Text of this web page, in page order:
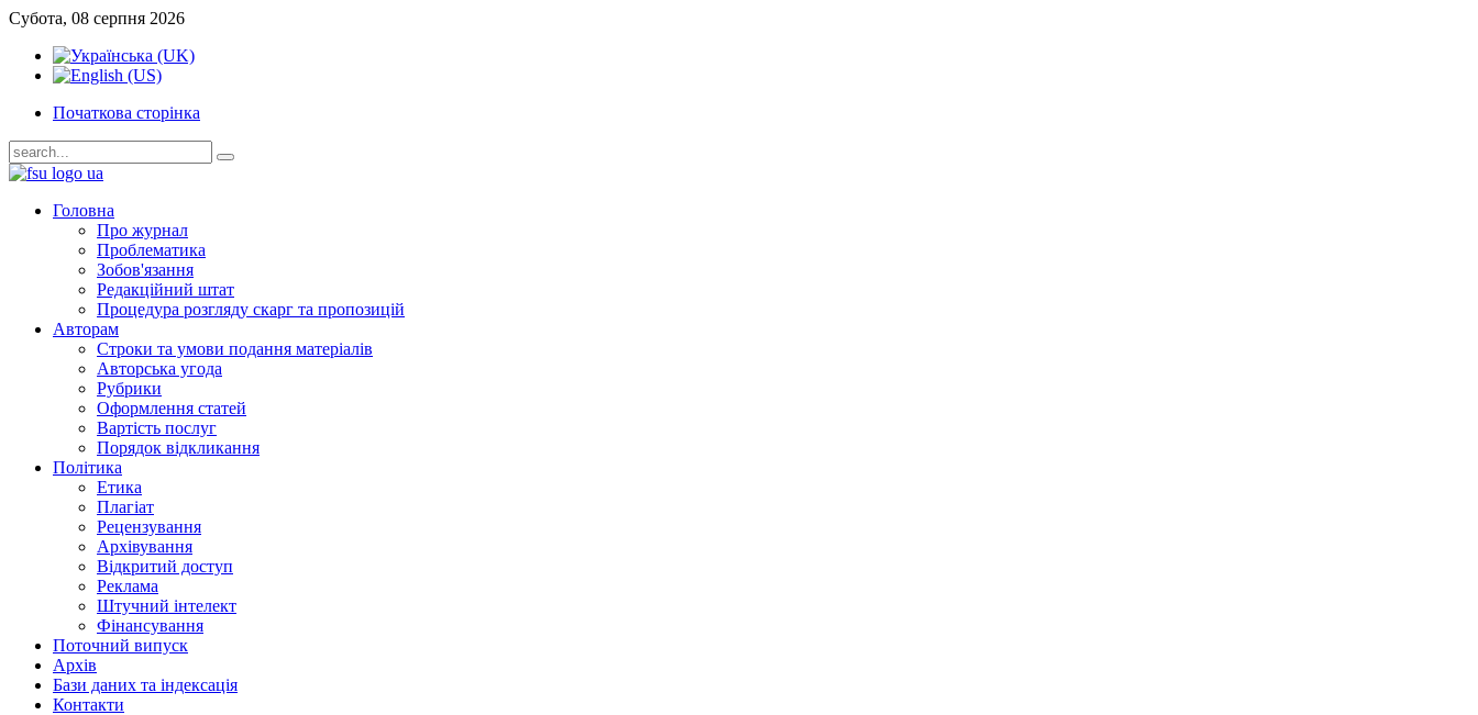
Субота, 08 серпня 2026
Початкова сторінка
Головна
Про журнал
Проблематика
Зобов'язання
Редакційний штат
Процедура розгляду скарг та пропозицій
Авторам
Строки та умови подання матеріалів
Авторська угода
Рубрики
Оформлення статей
Вартість послуг
Порядок відкликання
Політика
Етика
Плагіат
Рецензування
Архівування
Відкритий доступ
Реклама
Штучний інтелект
Фінансування
Поточний випуск
Архів
Бази даних та індексація
Контакти